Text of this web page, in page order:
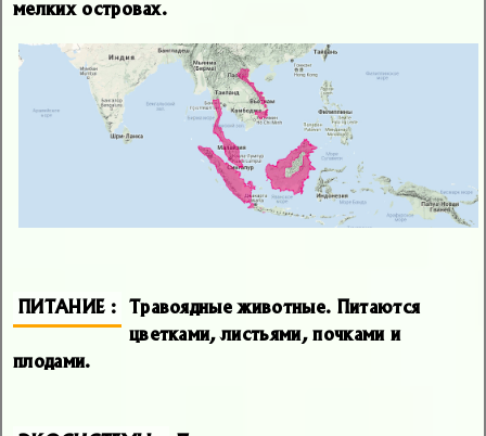
мелких островах.
ПИТАНИЕ Травоядные животные. Питаются
цветками, листьями, почками и
плодами.